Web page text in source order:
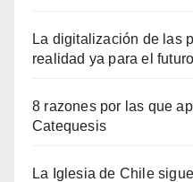
La digitalización de las
realidad ya para el
8 razones por las que
Catequesis
La Iglesia de Chile